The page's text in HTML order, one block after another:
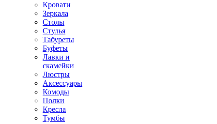
Кровати
Зеркала
Столы
Стулья
Табуреты
Буфеты
Лавки и
скамейки
Люстры
Аксессуары
Комоды
Полки
Кресла
Тумбы